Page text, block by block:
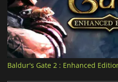
Baldur's Gate 2 : Enhanced